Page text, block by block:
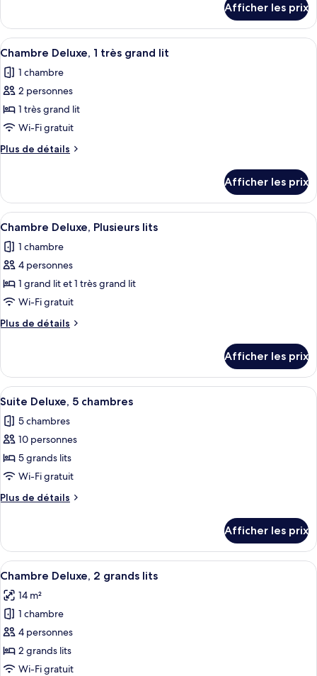
Chambre
Deluxe,
1
grand
lit
Chambre
Deluxe,
1
lit
Afficher les prix
Afficher
toutes
les
photos
pour
ce
type
de
Chambre
Deluxe,
1
très
grand
lit
Un lit bien fait, avec une literie et
8
Chambre Deluxe, 1 très grand lit
1 chambre
2 personnes
1 très grand lit
Wi-Fi gratuit
Plus de détails
Plus
Chambre
Deluxe,
1
grand
lit
Afficher les prix
Afficher
toutes
les
photos
pour
ce
type
de
Chambre
Deluxe,
Plusieurs
lits
Une chambre d’hôtel avec deux lits,
14
Chambre Deluxe, Plusieurs lits
1 chambre
4 personnes
1 grand lit et 1 très grand lit
Wi-Fi gratuit
Plus de détails
Plus
Chambre
Deluxe,
Plusieurs
Afficher les prix
Afficher
toutes
les
photos
pour
ce
type
de
Suite
Deluxe,
5
chambres
Suite Deluxe, 5 chambres | Aire de
1
Suite Deluxe, 5 chambres
5 chambres
10 personnes
5 grands lits
Wi-Fi gratuit
Plus de détails
Plus
Suite
Deluxe,
5
Afficher les prix
Afficher
toutes
les
photos
pour
ce
type
Une chambre d’hôtel moderne
19
Chambre Deluxe, 2 grands lits
14 m²
1 chambre
4 personnes
2 grands lits
Wi-Fi gratuit